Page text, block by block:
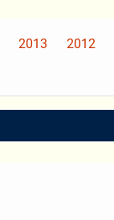
2013 2012